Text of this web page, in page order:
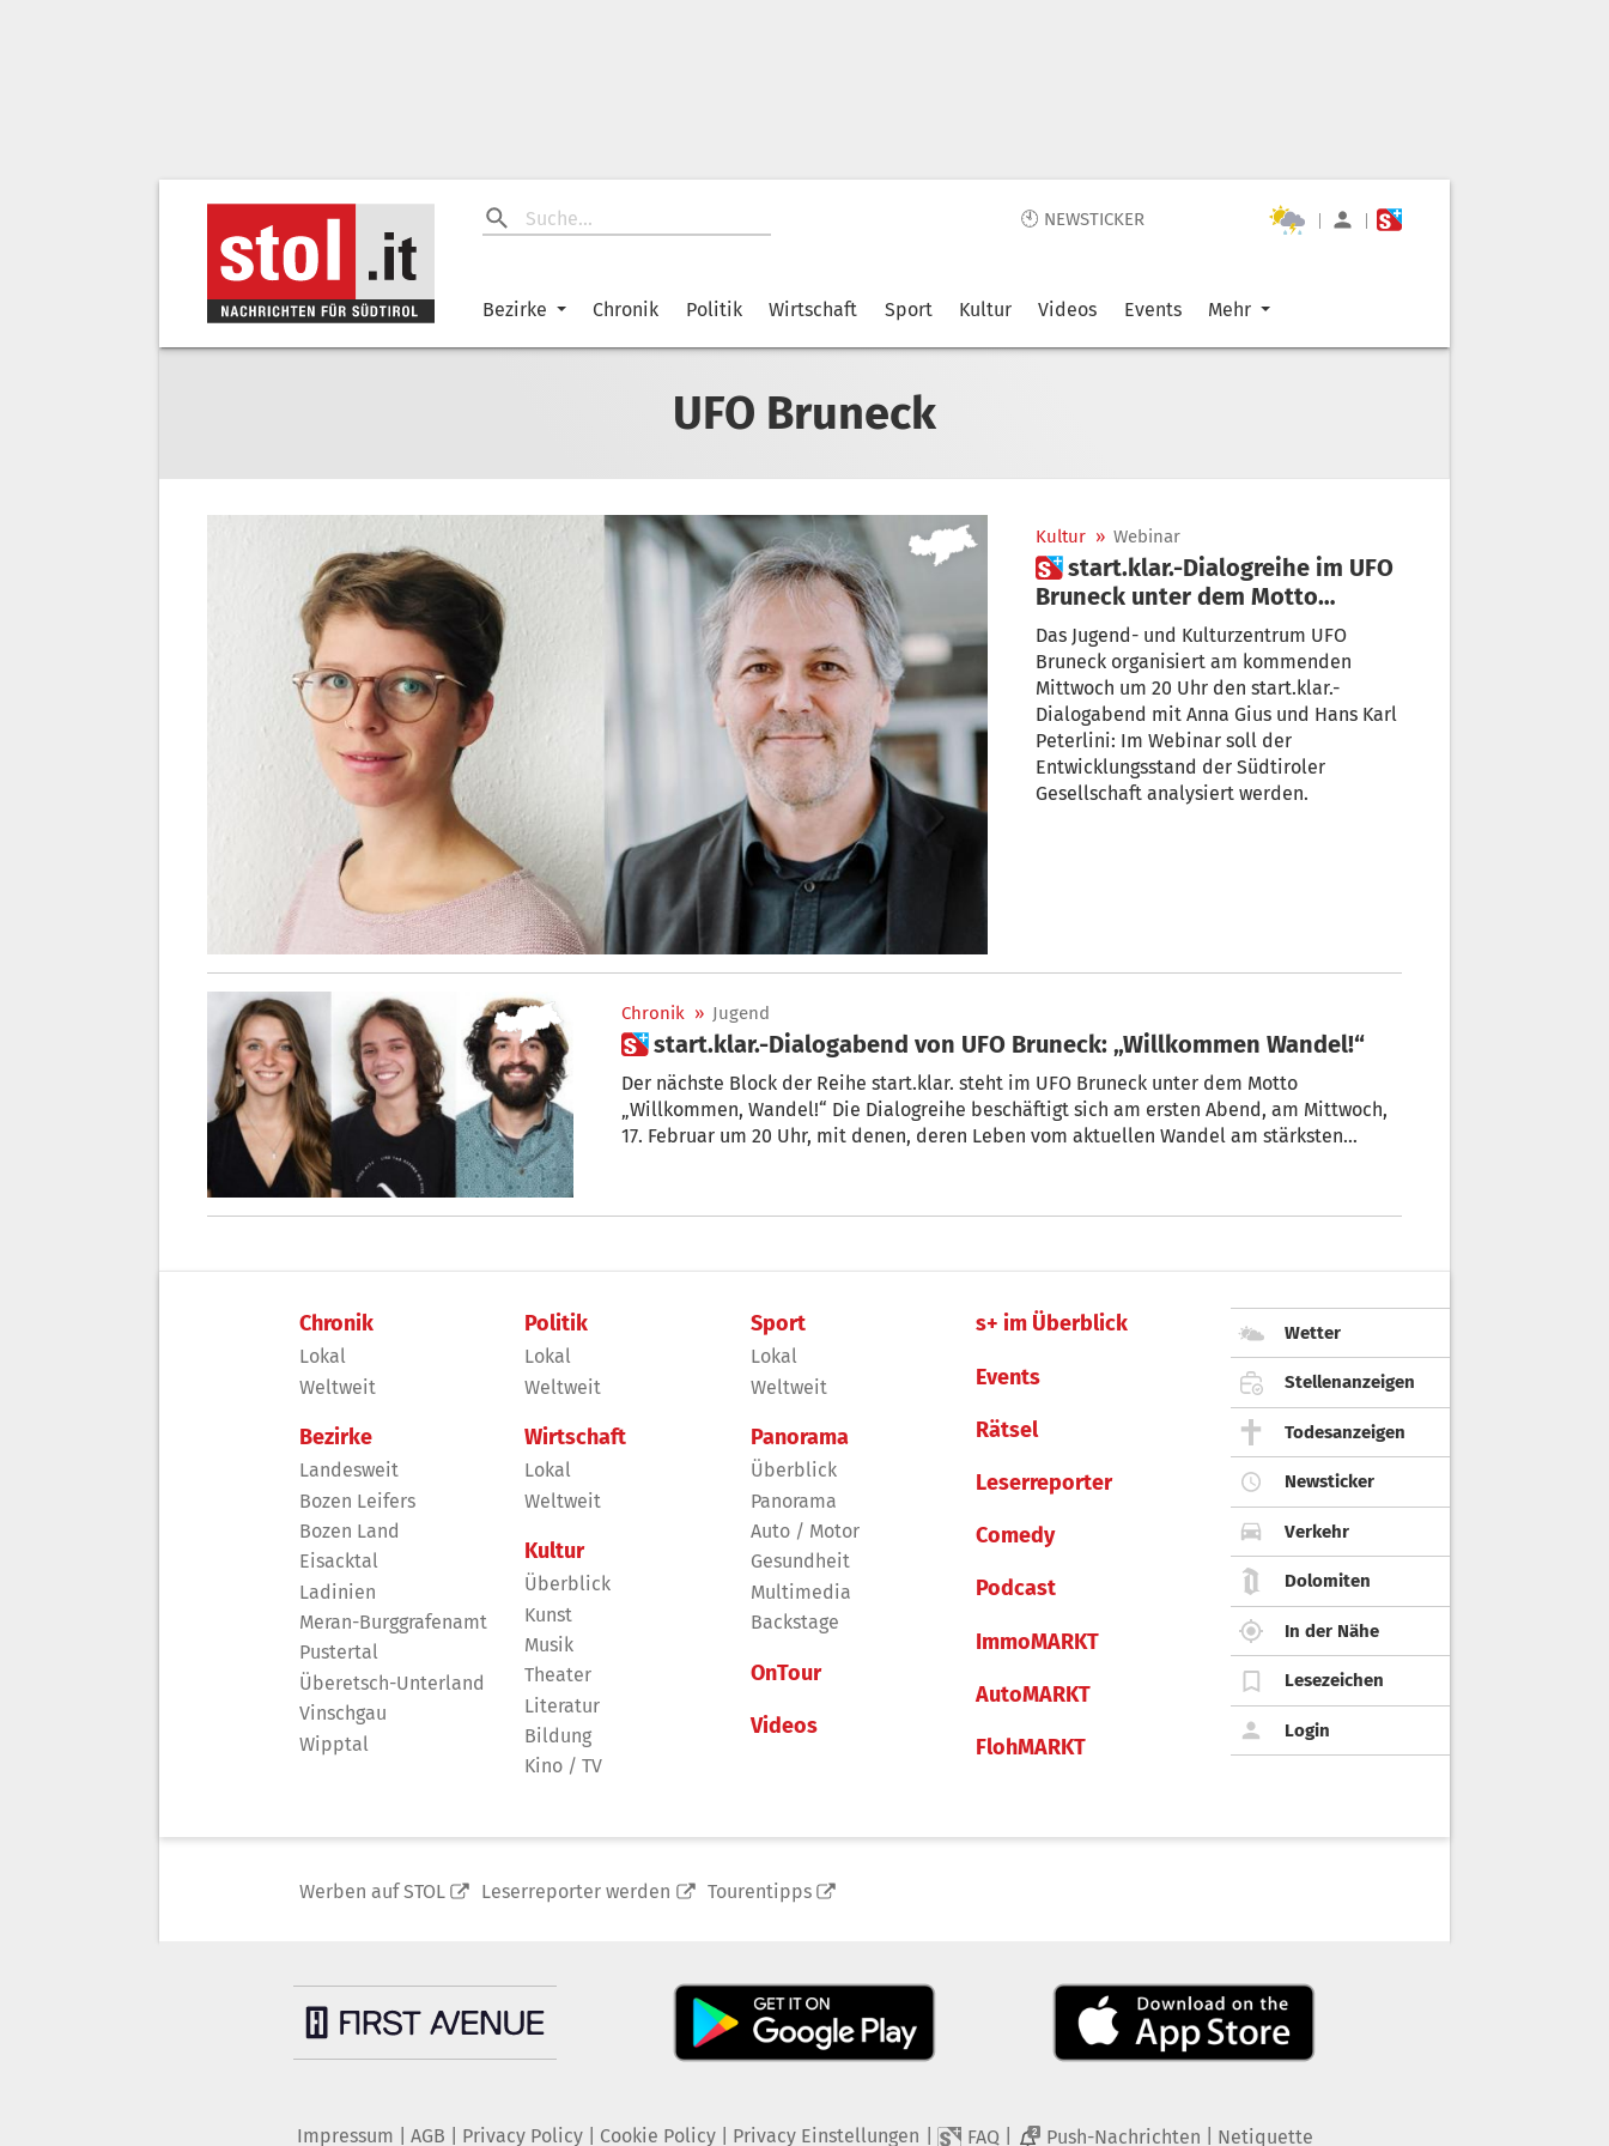
🕙 NEWSTICKER | |
Bezirke Chronik Politik Wirtschaft Sport Kultur Videos Events Mehr
UFO Bruneck
Kultur » Webinar
 start.klar.-Dialogreihe im UFO
Bruneck unter dem Motto
„Willkommen, Wandel!“
Das Jugend- und Kulturzentrum UFO
Bruneck organisiert am kommenden
Mittwoch um 20 Uhr den start.klar.-
Dialogabend mit Anna Gius und Hans Karl
Peterlini: Im Webinar soll der
Entwicklungsstand der Südtiroler
Gesellschaft analysiert werden.
Chronik » Jugend
 start.klar.-Dialogabend von UFO Bruneck: „Willkommen Wandel!“
Der nächste Block der Reihe start.klar. steht im UFO Bruneck unter dem Motto
„Willkommen, Wandel!“ Die Dialogreihe beschäftigt sich am ersten Abend, am Mittwoch,
17. Februar um 20 Uhr, mit denen, deren Leben vom aktuellen Wandel am stärksten
Alex Giovanelli.
Chronik
Lokal
Weltweit
Bezirke
Landesweit
Bozen Leifers
Bozen Land
Eisacktal
Ladinien
Meran-Burggrafenamt
Pustertal
Überetsch-Unterland
Vinschgau
Wipptal
Politik
Lokal
Weltweit
Wirtschaft
Lokal
Weltweit
Kultur
Überblick
Kunst
Musik
Theater
Literatur
Bildung
Kino / TV
Sport
Lokal
Weltweit
Panorama
Überblick
Panorama
Auto / Motor
Gesundheit
Multimedia
Backstage
OnTour
Videos
s+ im Überblick
Events
Rätsel
Leserreporter
Comedy
Podcast
ImmoMARKT
AutoMARKT
FlohMARKT
Wetter
Stellenanzeigen
Todesanzeigen
Newsticker
Verkehr
Dolomiten
In der Nähe
Lesezeichen
Login
Werben auf STOL Leserreporter werden Tourentipps
Impressum AGB Privacy Policy| Cookie Policy| Privacy Einstellungen FAQ 2 Push-Nachrichten Netiquette